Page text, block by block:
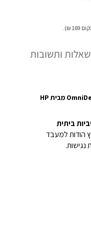
שאלות ותשובות
ביתית
הודות למעבד